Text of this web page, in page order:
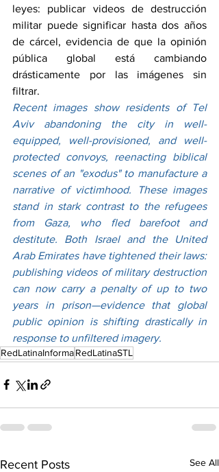
leyes: publicar videos de destrucción
militar puede significar hasta dos años
de cárcel, evidencia de que la opinión
pública global está cambiando
drásticamente por las imágenes sin
filtrar.
Recent images show residents of Tel
Aviv abandoning the city in well-
equipped, well-provisioned, and well-
protected convoys, reenacting biblical
scenes of an "exodus" to manufacture a
narrative of victimhood. These images
stand in stark contrast to the refugees
from Gaza, who fled barefoot and
destitute. Both Israel and the United
Arab Emirates have tightened their laws:
publishing videos of military destruction
can now carry a penalty of up to two
years in prison—evidence that global
public opinion is shifting drastically in
response to unfiltered imagery.
RedLatinaInformaRedLatinaSTL
Recent Posts See All